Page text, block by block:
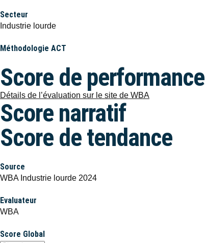
Secteur
Industrie lourde
Méthodologie ACT
Score de performance
Détails de l’évaluation sur le site de WBA
Score narratif
Score de tendance
Source
WBA Industrie lourde 2024
Evaluateur
WBA
Score Global